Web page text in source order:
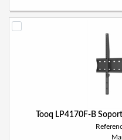
Tooq LP4170F-B